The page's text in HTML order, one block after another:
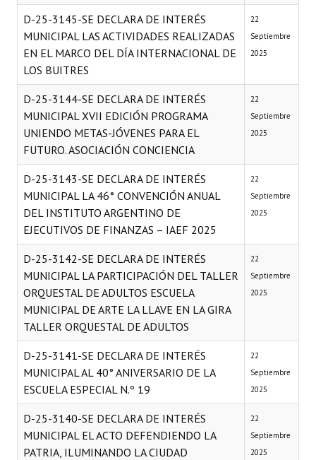
D-25-3145-SE DECLARA DE INTERÉS
MUNICIPAL LAS ACTIVIDADES REALIZADAS
EN EL MARCO DEL DÍA INTERNACIONAL DE
LOS BUITRES
22
Septiembre
2025
D-25-3144-SE DECLARA DE INTERÉS
MUNICIPAL XVII EDICIÓN PROGRAMA
UNIENDO METAS-JÓVENES PARA EL
FUTURO. ASOCIACIÓN CONCIENCIA
22
Septiembre
2025
D-25-3143-SE DECLARA DE INTERÉS
MUNICIPAL LA 46° CONVENCIÓN ANUAL
DEL INSTITUTO ARGENTINO DE
EJECUTIVOS DE FINANZAS – IAEF 2025
22
Septiembre
2025
D-25-3142-SE DECLARA DE INTERÉS
MUNICIPAL LA PARTICIPACIÓN DEL TALLER
ORQUESTAL DE ADULTOS ESCUELA
MUNICIPAL DE ARTE LA LLAVE EN LA GIRA
TALLER ORQUESTAL DE ADULTOS
22
Septiembre
2025
D-25-3141-SE DECLARA DE INTERÉS
MUNICIPAL AL 40° ANIVERSARIO DE LA
ESCUELA ESPECIAL N.º 19
22
Septiembre
2025
D-25-3140-SE DECLARA DE INTERÉS
MUNICIPAL EL ACTO DEFENDIENDO LA
PATRIA, ILUMINANDO LA CIUDAD
22
Septiembre
2025